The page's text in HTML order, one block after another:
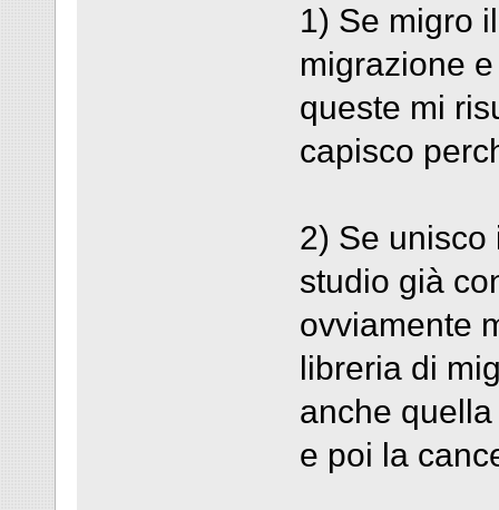
1) Se migro
migrazione
queste mi
capisco
2) Se unisco
studio già
ovviamente
libreria di
anche
e poi la